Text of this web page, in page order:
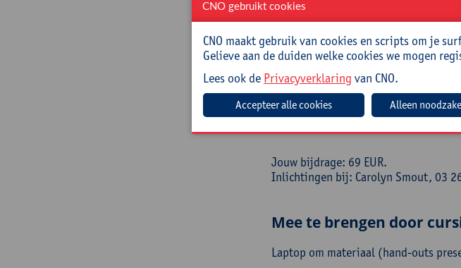
Joëlle De Pessemier is vrijwillig
lange ervaring als leerkracht Frans in
Praktisch
Cursuscode:26/FRA/021A
Jouw bijdrage: 69 EUR.
Inlichtingen bij: Carolyn Smout, 03
Mee te brengen door
Laptop om materiaal (hand-outs
CNO gebruikt cookies
CNO maakt gebruik van cookies en scripts om je
Gelieve aan de duiden welke cookies we mogen
Lees ook de Privacyverklaring van CNO.